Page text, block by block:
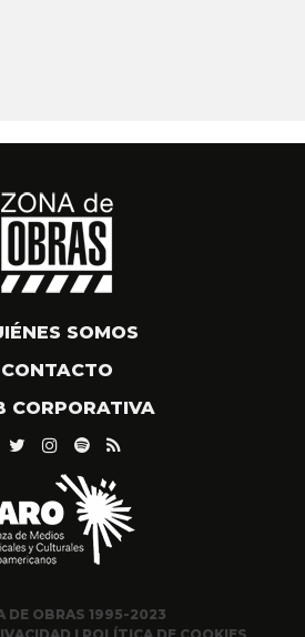
SOMOS
CONTACTO
CORPORATIVA
DE OBRAS 1995-2023